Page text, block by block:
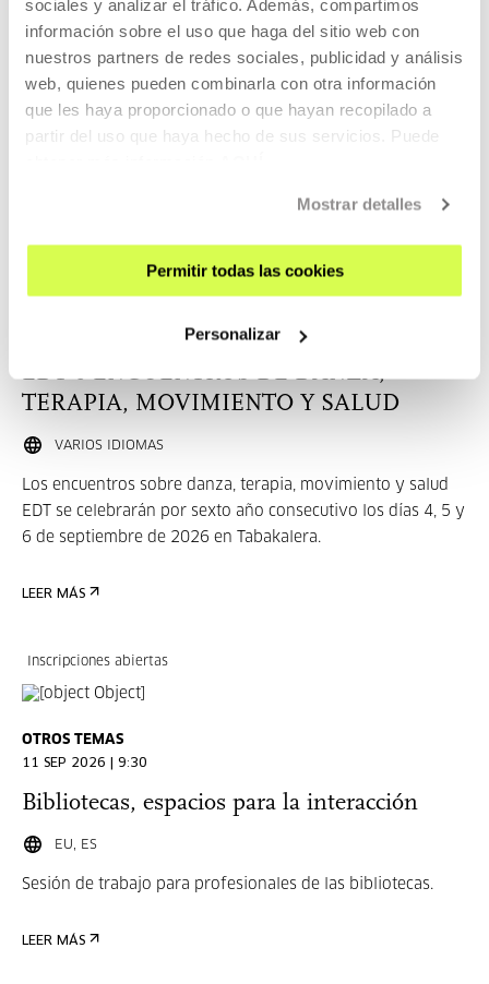
sociales y analizar el tráfico. Además, compartimos
información sobre el uso que haga del sitio web con
nuestros partners de redes sociales, publicidad y análisis
web, quienes pueden combinarla con otra información
que les haya proporcionado o que hayan recopilado a
partir del uso que haya hecho de sus servicios. Puede
Mostrar detalles
Permitir todas las cookies
Personalizar
Conoce Tabakalera. Visita guiada (EU)
Visitas guiadas a Tabakalera en euskera.
LEER MÁS
04-06 SEP. 2026 | 15:30-20:00
EDT 6 ENCUENTROS DE DANZA,
TERAPIA, MOVIMIENTO Y SALUD
VARIOS IDIOMAS
Los encuentros sobre danza, terapia, movimiento y salud
EDT se celebrarán por sexto año consecutivo los días 4, 5 y
6 de septiembre de 2026 en Tabakalera.
LEER MÁS
Inscripciones abiertas
OTROS TEMAS
11 SEP 2026 | 9:30
Bibliotecas, espacios para la interacción
EU, ES
Sesión de trabajo para profesionales de las bibliotecas.
LEER MÁS